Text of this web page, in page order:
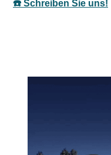
☎️ Schreiben Sie uns!